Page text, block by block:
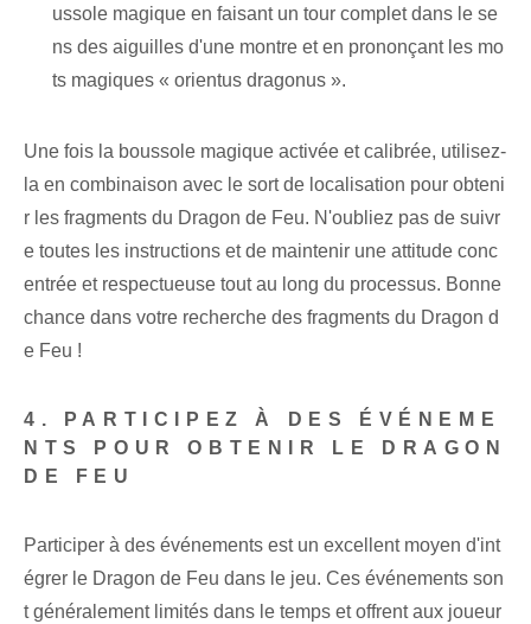
ussole magique en faisant un tour complet dans le se
ns des aiguilles d'une montre et en prononçant les mo
ts magiques « orientus dragonus ».
Une fois la boussole magique activée et calibrée, utilisez-
la en combinaison avec le sort de localisation pour obteni
r les fragments du Dragon de Feu. N'oubliez pas de suivr
e toutes les instructions et de maintenir une attitude conc
entrée et respectueuse tout au long du processus. Bonne
chance dans votre recherche des fragments du Dragon d
e Feu !
4. PARTICIPEZ À DES ÉVÉNEME
NTS POUR OBTENIR LE DRAGON
DE FEU
Participer à des événements est un excellent moyen d'int
égrer le Dragon de Feu dans le jeu. Ces événements son
t généralement limités dans le temps et offrent aux joueur